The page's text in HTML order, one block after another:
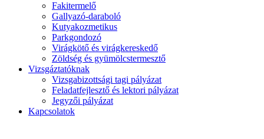
Fakitermelő
Gallyazó-daraboló
Kutyakozmetikus
Parkgondozó
Virágkötő és virágkereskedő
Zöldség és gyümölcstermesztő
Vizsgáztatóknak
Vizsgabizottsági tagi pályázat
Feladatfejlesztő és lektori pályázat
Jegyzői pályázat
Kapcsolatok